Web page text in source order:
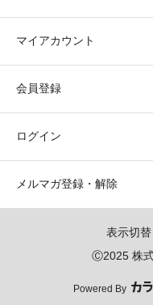
マイアカウント
会員登録
ログイン
メルマガ登録・解除
表示切替
Ⓒ2025 株
Powered By